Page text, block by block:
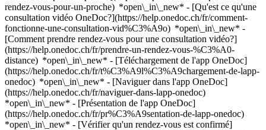
rendez-vous-pour-un-proche) *open\_in\_new* - [Qu'est ce qu'une
consultation vidéo OneDoc?](https://help.onedoc.ch/fr/comment-
fonctionne-une-consultation-vid%C3%A9o) *open\_in\_new* -
[Comment prendre rendez-vous pour une consultation vidéo?]
(https://help.onedoc.ch/fr/prendre-un-rendez-vous-%C3%A0-
distance) *open\_in\_new* - [Téléchargement de l'app OneDoc]
(https://help.onedoc.ch/fr/t%C3%A9l%C3%A9chargement-de-lapp-
onedoc) *open\_in\_new* - [Naviguer dans l'app OneDoc]
(https://help.onedoc.ch/fr/naviguer-dans-lapp-onedoc)
*open\_in\_new* - [Présentation de l'app OneDoc]
(https://help.onedoc.ch/fr/pr%C3%A9sentation-de-lapp-onedoc)
*open\_in\_new* - [Vérifier qu'un rendez-vous est confirmé](https://help.onedoc.ch/fr/v%C3%A9rifier-quun-rendez-vous-est-confirm%C3%A9) *open\_in\_new* - [Annuler un rendez-vous pris en ligne sur OneDoc](https://help.onedoc.ch/fr/annuler-un-rendez-vous-pris-en-ligne-sur-onedoc) *open\_in\_new* - [Je ne reçois pas de confirmation de rendez-vous](https://help.onedoc.ch/fr/je-ne-re%C3%A7ois-pas-de-confirmation-de-rendez-vous) *open\_in\_new* [Voir tous nos articles *open\_in\_new*](https://help.onedoc.ch/fr/) ![Dr. Cook, cardiologue à Fribourg](https://www.onedoc.ch/assets/images/male.png "Dr. Cook, cardiologue à Fribourg") # Dr. Stéphane Cook ## Cardiologue Résumé Lieux Carte Présentation Ce praticien n'est pas encore réservable en ligne sur OneDoc.[Prenez RDV en ligne avec un cardiologue à Fribourg grâce à OneDoc.](https://www.onedoc.ch/fr/cardiologue/fribourg) ![Icône patient avec un signe plus annonçant que le professionnel accepte de nouveaux patients](https://www.onedoc.ch/assets/images/icons/new-patients.svg) ### Patients acceptés Dr. Stéphane Cook accepte les nouveaux patients ![Icône mallette annonçant les spécialités du professionnel de santé](https://www.onedoc.ch/assets/images/icons/specialties.svg) ### Spécialités Cardiologie ![Icône de bâtiment annonçant tous les lieux où le professionnel de santé exerce](https://www.onedoc.ch/assets/images/icons/locations.svg) ### Lieux de consultation HFR Fribourg - Hôpital cantonal - Cardiologie à Fribourg [Hirslanden, Clinique Cecil à Lausanne](https://www.onedoc.ch/fr/cardiologue/lausanne/pbvl3/dr-stephane-cook) ![Marqueur annonçant la carte et les informations d’accès du cabinet](https://www.onedoc.ch/assets/images/icons/map.svg) ### Carte et informations d'accès #### [HFR Fribourg - Hôpital cantonal - Cardiologie](https://www.onedoc.ch/fr/hopital/fribourg/ezem/hfr-fribourg-hopital-cantonal-cardiologie) Chemin des Pensionnats 2-6 1708 Fribourg ![Icône document annonçant la présentation de l’établissement](https://www.onedoc.ch/assets/images/icons/presentation.svg) ### Présentation du professionnel de santé Dr. Cook, __cardiologue à Fribourg__, vous reçoit dans son cabinet Chemin des Pensionnats 2-6. Dr. Cook est spécialiste en __cardiologie à Fribourg__. Pour plus d'informations et prendre rendez-vous, composez le [026 306 00 00](tel:+41263060000). * * * #### Langues parlées français ![Icône bulle de dialogue annonçant la section FAQ](https://www.onedoc.ch/assets/images/icons/faq.svg) ### FAQ *expand\_more* *keyboard\_arrow\_right* ## Quelles sont les adresses de Dr. Stéphane Cook? Dr. Stéphane Cook reçoit des patients aux adresses suivantes: - #### [HFR Fribourg - Hôpital cantonal - Cardiologie](https://www.onedoc.ch/fr/hopital/fribourg/ezem/hfr-fribourg-hopital-cantonal-cardiologie) Chemin des Pensionnats 2-6 1708 Fribourg - #### [Hirslanden, Clinique Cecil](https://www.onedoc.ch/fr/clinique-privee/lausanne/ezen/hirslanden-clinique-cecil) Avenue Ruchonnet 53 1003 Lausanne * * * *keyboard\_arrow\_right* ## Quelles sont les langues parlées par Dr. Stéphane Cook? Dr. Stéphane Cook propose des consultations en français. * * * *keyboard\_arrow\_right* ## Quels sont les numéros de téléphone de Dr. Stéphane Cook? Les numéros de téléphone de Dr. Stéphane Cook sont: - HFR Fribourg - Hôpital cantonal - Cardiologie: [026 306 00 00](tel:+41263060000) - Hirslanden, Clinique Cecil: [021 310 50 00](tel:+41213105000) * * * *keyboard\_arrow\_right* ## Quelles sont les spécialités de Dr. Stéphane Cook? Dr. Stéphane Cook est spécialiste en [cardiologie](https://www.onedoc.ch/fr/cardiologue/fribourg) à Fribourg. 1. [OneDoc](https://www.onedoc.ch/fr/)/ 2. [Cardiologue](https://www.onedoc.ch/fr/cardiologue)/ 3. [Canton de Fribourg](https://www.onedoc.ch/fr/cardiologue/canton-de-fribourg)/ 4. [Fribourg](https://www.onedoc.ch/fr/cardiologue/fribourg)/ 5. Dr. Stéphane Cook [*edit*Mettre à jour ces informations ou supprimer ma fiche](mailto:support@onedoc.ch?subject=Mise%20%C3%A0%20jour%20description%20-%20Dr.%20St%C3%A9phane%20Cook%20-%20%23125917) ### Vous êtes Dr. Stéphane Cook? Prenez le contrôle de votre profil OneDoc! Optimisez la gestion de votre cabinet médical avec notre solution de prise de rendez-vous en ligne: *call\_received*Réduisez les no-shows grâce aux SMS de rappel envoyés automatiquement. *access\_time*Simplifiez la gestion de votre cabinet et économisez du temps administratif. *visibility*Proposez la prise de rendez-vous en ligne, un service apprécié par vos patients. *thumb\_up*Boostez votre visibilité grâce au premier site de rendez-vous médicaux en Suisse. [Découvrir OneDoc Pro](https://info.onedoc.ch/fr/) ### Téléchargez l'app OneDoc Prenez rendez-vous en ligne chez un médecin, un dentiste ou un thérapeute proche de vous en Suisse. L'application OneDoc vous permet de gérer tous vos rendez-vous médicaux depuis votre natel, n'importe où et n'importe quand. ![Code QR redirigeant vers l’App Store ou Google Play pour télécharger l’app OneDoc Patients](https://www.onedoc.ch/assets/images/download-app-qr.jpeg) Scannez le QR code pour télécharger l’application [![Téléchargez notre application sur l'App Store!](https://www.onedoc.ch/assets/images/app-store-badge-fr.svg)](https://apps.apple.com/ch/app/onedoc/id1592376413?l=fr)[![Téléchargez notre application sur le Google Play Store!](https://www.onedoc.ch/assets/images/google-play-badge-fr.png)](https://play.google.com/store/apps/details?id=ch.onedoc.patient&hl=fr-CH) *keyboard\_arrow\_right* ## Spécialités associées [Cardiologue à Thoune](https://www.onedoc.ch/fr/cardiologue/thoune)[Cardiologue à Neuchâtel](https://www.onedoc.ch/fr/cardiologue/neuchatel)[Cardiologue à Vevey](https://www.onedoc.ch/fr/cardiologue/vevey)[Cardiologue à Bienne](https://www.onedoc.ch/fr/cardiologue/bienne)[Cardiologue à Lausanne](https://www.onedoc.ch/fr/cardiologue/lausanne)[Cardiologue à Montreux](https://www.onedoc.ch/fr/cardiologue/montreux) *keyboard\_arrow\_right* ## Recherches fréquentes [Physiothérapeute à Lausanne](https://www.onedoc.ch/fr/physiotherapeute/lausanne)[Psychologue à Lausanne](https://www.onedoc.ch/fr/psychologue/lausanne)[Ostéopathe à Lausanne](https://www.onedoc.ch/fr/osteopathe/lausanne)[Masseur classique à Lausanne](https://www.onedoc.ch/fr/masseur-classique/lausanne)[Médecin généraliste à Lausanne](https://www.onedoc.ch/fr/medecin-generaliste/lausanne)[Médecin généraliste à Berne](https://www.onedoc.ch/fr/medecin-generaliste/berne)[Gynécologue obstétricien à Berne](https://www.onedoc.ch/fr/gynecologue-obstetricien/berne)[Thérapeute en drainage lymphatique à Lausanne](https://www.onedoc.ch/fr/therapeute-en-drainage-lymphatique/lausanne)[Physiothérapeute à Berne](https://www.onedoc.ch/fr/physiotherapeute/berne)[Réflexologue à Lausanne](https://www.onedoc.ch/fr/reflexologue/lausanne)[Médecin-dentiste à Lausanne](https://www.onedoc.ch/fr/medecin-dentiste/lausanne)[Ophtalmologue à Lausanne](https://www.onedoc.ch/fr/ophtalmologue/lausanne)[Ophtalmologue à Berne](https://www.onedoc.ch/fr/ophtalmologue/berne)[Acupuncteur à Lausanne](https://www.onedoc.ch/fr/acupuncteur/lausanne)[Masseur thérapeutique à Lausanne](https://www.onedoc.ch/fr/masseur-therapeutique/lausanne)[Thérapeute en hypnose à Lausanne](https://www.onedoc.ch/fr/therapeute-en-hypnose/lausanne)[Spécialiste en médecine interne générale à Berne](https://www.onedoc.ch/fr/specialiste-en-medecine-interne-generale/berne)[Thérapeute en nutrition MCO à Lausanne](https://www.onedoc.ch/fr/therapeute-en-nutrition-mco/lausanne)[Ostéopathe à Fribourg](https://www.onedoc.ch/fr/osteopathe/fribourg)[Naturopathe MCO/TEN à Lausanne](https://www.onedoc.ch/fr/naturopathe-mco-ten/lausanne)[Gynécologue obstétricien à Lausanne](https://www.onedoc.ch/fr/gynecologue-obstetricien/lausanne) *keyboard\_arrow\_right* ## Annuaire des professionnels de santé suisses [Liste des praticiens](https://www.onedoc.ch/fr/annuaire) [A](https://www.onedoc.ch/fr/annuaire/A) [B](https://www.onedoc.ch/fr/annuaire/B) [C](https://www.onedoc.ch/fr/annuaire/C) [D](https://www.onedoc.ch/fr/annuaire/D) [E](https://www.onedoc.ch/fr/annuaire/E) [F](https://www.onedoc.ch/fr/annuaire/F) [G](https://www.onedoc.ch/fr/annuaire/G) [H](https://www.onedoc.ch/fr/annuaire/H) [I](https://www.onedoc.ch/fr/annuaire/I) [J](https://www.onedoc.ch/fr/annuaire/J) [K](https://www.onedoc.ch/fr/annuaire/K) [L](https://www.onedoc.ch/fr/annuaire/L) [M](https://www.onedoc.ch/fr/annuaire/M) [N](https://www.onedoc.ch/fr/annuaire/N) [O](https://www.onedoc.ch/fr/annuaire/O) [P](https://www.onedoc.ch/fr/annuaire/P) [Q](https://www.onedoc.ch/fr/annuaire/Q) [R](https://www.onedoc.ch/fr/annuaire/R) [S](https://www.onedoc.ch/fr/annuaire/S) [T](https://www.onedoc.ch/fr/annuaire/T) [U](https://www.onedoc.ch/fr/annuaire/U) [V](https://www.onedoc.ch/fr/annuaire/V) [W](https://www.onedoc.ch/fr/annuaire/W) [X](https://www.onedoc.ch/fr/annuaire/X) [Y](https://www.onedoc.ch/fr/annuaire/Y) [Z](https://www.onedoc.ch/fr/annuaire/Z) ## OneDoc [Pour les professionnels de santé](https://info.onedoc.ch/fr/) [À propos de nous](https://info.onedoc.ch/fr/raison-d-etre/) [Presse](https://info.onedoc.ch/fr/presse/) [Carrières](https://career.onedoc.ch/fr) [Centre de confidentialité](https://privacy.onedoc.ch/fr/) [Gestion des cookies](javascript:Didomi.preferences.show%28%29) [Centre d'aide](https://help.onedoc.ch/fr/) ## Langues [Deutsch](https://www.onedoc.ch/de/kardiologe/freiburg/pbvl1/dr-stephane-cook) [Français](https://www.onedoc.ch/fr/cardiologue/fribourg/pbvl1/dr-stephane-cook) [Italiano](https://www.onedoc.ch/it/cardiologo/friburgo/pbvl1/dr-stephane-cook) [English](https://www.onedoc.ch/en/cardiologist/fribourg/pbvl1/dr-stephane-cook) ## Spécialités associées [Cardiologue à Thoune](https://www.onedoc.ch/fr/cardiologue/thoune) [Cardiologue à Neuchâtel](https://www.onedoc.ch/fr/cardiologue/neuchatel) [Cardiologue à Veve